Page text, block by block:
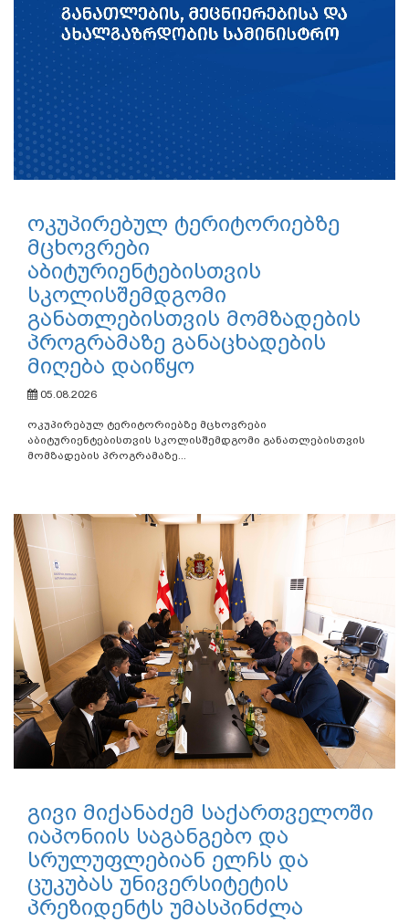
ოკუპირებულ ტერიტორიებზე
მცხოვრები
აბიტურიენტებისთვის
სკოლისშემდგომი
განათლებისთვის მომზადების
პროგრამაზე განაცხადების
მიღება დაიწყო
05.08.2026
ოკუპირებულ ტერიტორიებზე მცხოვრები
აბიტურიენტებისთვის სკოლისშემდგომი განათლებისთვის
მომზადების პროგრამაზე...
გივი მიქანაძემ საქართველოში
იაპონიის საგანგებო და
სრულუფლებიან ელჩს და
ცუკუბას უნივერსიტეტის
პრეზიდენტს უმასპინძლა